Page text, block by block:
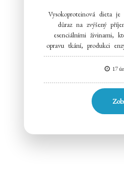
Vysokoproteinová dieta
důraz na zvýšený
esenciálními živinami,
opravu tkání, produkci
17